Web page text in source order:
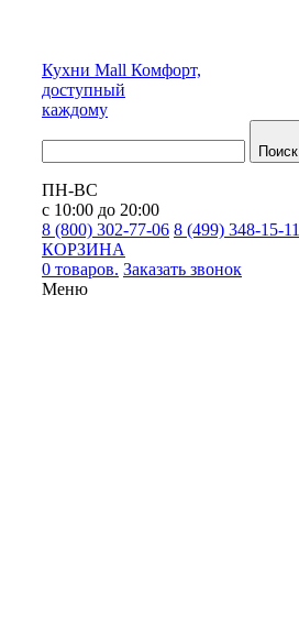
Кухни Mall Комфорт,
доступный
каждому
Поиск
ПН-ВС
с 10:00 до 20:00
8 (800) 302-77-06 8 (499) 348-15-11
КОРЗИНА
0 товаров. Заказать звонок
Меню